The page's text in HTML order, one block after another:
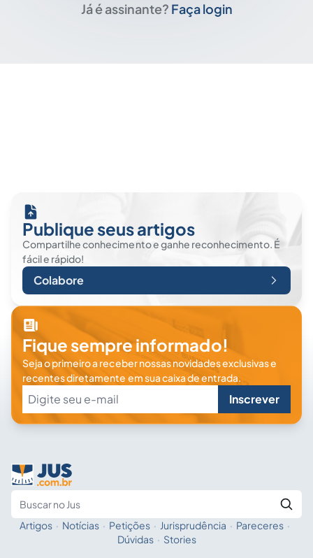
Já é assinante? Faça login
Publique seus artigos
Compartilhe conhecimento e ganhe reconhecimento. É
fácil e rápido!
Colabore
Fique sempre informado!
Seja o primeiro a receber nossas novidades exclusivas e
recentes diretamente em sua caixa de entrada.
Inscrever
Fale com a IA
Artigos · Notícias · Petições · Jurisprudência · Pareceres ·
Dúvidas · Stories